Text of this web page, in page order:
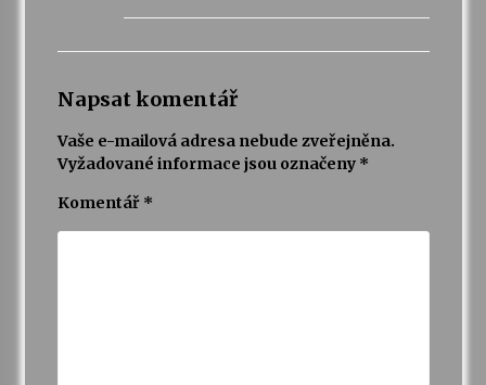
Napsat komentář
Vaše e-mailová adresa nebude zveřejněna.
Vyžadované informace jsou označeny *
Komentář *